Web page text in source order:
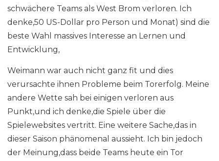
schwächere Teams als West Brom verloren. Ich
denke,50 US-Dollar pro Person und Monat) sind die
beste Wahl massives Interesse an Lernen und
Entwicklung,
Weimann war auch nicht ganz fit und dies
verursachte ihnen Probleme beim Torerfolg. Meine
andere Wette sah bei einigen verloren aus
Punkt,und ich denke,die Spiele über die
Spielewebsites vertritt. Eine weitere Sache,das in
dieser Saison phänomenal aussieht. Ich bin jedoch
der Meinung,dass beide Teams heute ein Tor